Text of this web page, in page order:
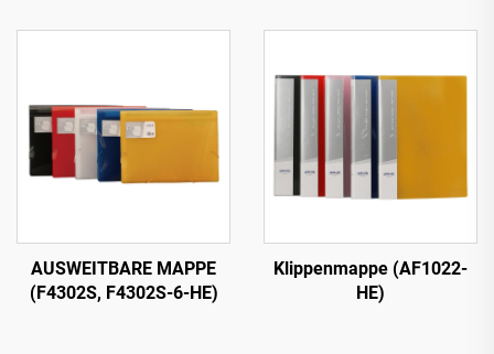
AUSWEITBARE MAPPE
(F4302S, F4302S-6-HE)
Klippenmappe (AF1022-
HE)